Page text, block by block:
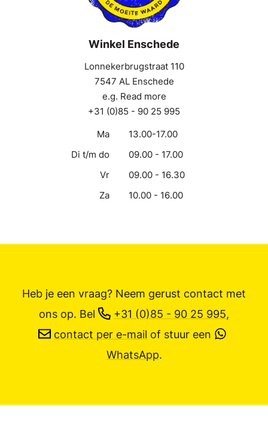
Winkel Enschede
Lonnekerbrugstraat 110
7547 AL Enschede
e.g. Read more
+31 (0)85 - 90 25 995
Ma
13.00-17.00
Di t/m do
09.00 - 17.00
Vr
09.00 - 16.30
Za
10.00 - 16.00
Heb je een vraag? Neem gerust contact met
ons op. Bel +31 (0)85 - 90 25 995,
contact per e-mail of stuur een
WhatsApp.